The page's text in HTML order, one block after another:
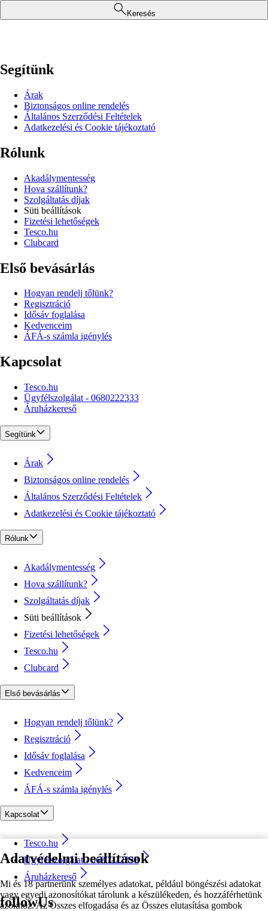
Adatvédelmi beállítások
Mi és 18 partnerünk személyes adatokat, például böngészési adatokat
vagy egyedi azonosítókat tárolunk a készülékeden, és hozzáférhetünk
azokhoz. Az Összes elfogadása és az Összes elutasítása gombok
Keresés
Segítünk
Árak
Biztonságos online rendelés
Általános Szerződési Feltételek
Adatkezelési és Cookie tájékoztató
Rólunk
Akadálymentesség
Hova szállítunk?
Szolgáltatás díjak
Süti beállítások
Fizetési lehetőségek
Tesco.hu
Clubcard
Első bevásárlás
Hogyan rendelj tőlünk?
Regisztráció
Idősáv foglalása
Kedvenceim
ÁFÁ-s számla igénylés
Kapcsolat
Tesco.hu
Ügyfélszolgálat - 0680222333
Áruházkereső
Segítünk
Árak
Biztonságos online rendelés
Általános Szerződési Feltételek
Adatkezelési és Cookie tájékoztató
Rólunk
Akadálymentesség
Hova szállítunk?
Szolgáltatás díjak
Süti beállítások
Fizetési lehetőségek
Tesco.hu
Clubcard
Első bevásárlás
Hogyan rendelj tőlünk?
Regisztráció
Idősáv foglalása
Kedvenceim
ÁFÁ-s számla igénylés
Kapcsolat
Tesco.hu
Ügyfélszolgálat - 0680222333
Áruházkereső
followUs